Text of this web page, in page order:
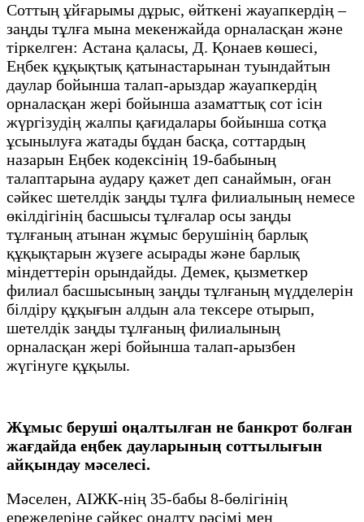
Соттың ұйғарымы дұрыс, өйткені жауапкердің –
заңды тұлға мына мекенжайда орналасқан және
тіркелген: Астана қаласы, Д. Қонаев көшесі,
Еңбек құқықтық қатынастарынан туындайтын
даулар бойынша талап-арыздар жауапкердің
орналасқан жері бойынша азаматтық сот ісін
жүргізудің жалпы қағидалары бойынша сотқа
ұсынылуға жатады бұдан басқа, соттардың
назарын Еңбек кодексінің 19-бабының
талаптарына аудару қажет деп санаймын, оған
сәйкес шетелдік заңды тұлға филиалының немесе
өкілдігінің басшысы тұлғалар осы заңды
тұлғаның атынан жұмыс берушінің барлық
құқықтарын жүзеге асырады және барлық
міндеттерін орындайды. Демек, қызметкер
филиал басшысының заңды тұлғаның мүдделерін
білдіру құқығын алдын ала тексере отырып,
шетелдік заңды тұлғаның филиалының
орналасқан жері бойынша талап-арызбен
жүгінуге құқылы.
Жұмыс беруші оңалтылған не банкрот болған
жағдайда еңбек дауларының соттылығын
айқындау мәселесі.
Мәселен, АІЖК-нің 35-бабы 8-бөлігінің
ережелеріне сәйкес оңалту рәсімі мен